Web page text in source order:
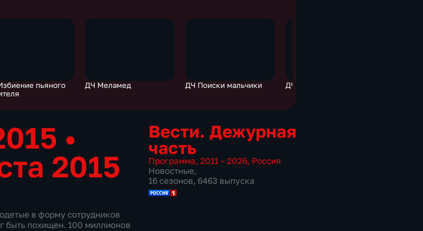
пьяного
ДЧ Меламед ДЧ Поиски мальчики ДЧ Почта России
•
2015
в форму сотрудников
быть похищен. 100 миллионов
Вести. Дежурная
часть
Программа, 2011 – 2026, Россия
Новостные,
16 сезонов, 6463 выпуска